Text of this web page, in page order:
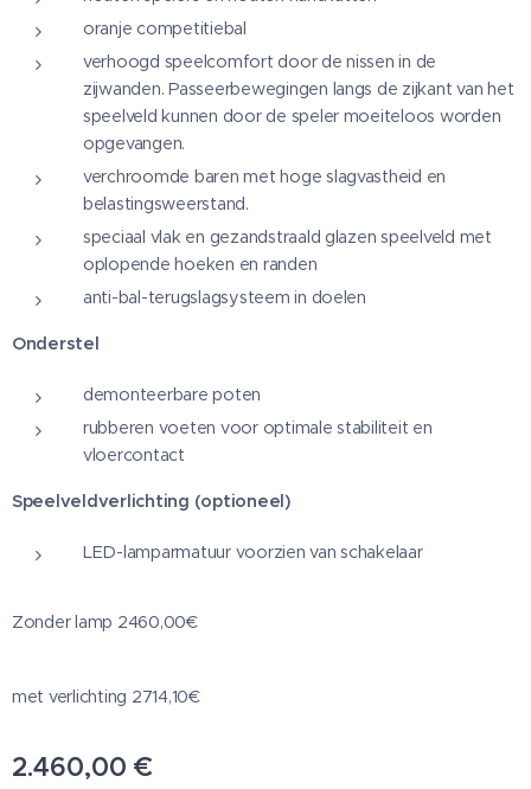
oranje competitiebal
verhoogd speelcomfort door de nissen in de
zijwanden. Passeerbewegingen langs de zijkant van het
speelveld kunnen door de speler moeiteloos worden
opgevangen.
verchroomde baren met hoge slagvastheid en
belastingsweerstand.
speciaal vlak en gezandstraald glazen speelveld met
oplopende hoeken en randen
anti-bal-terugslagsysteem in doelen
Onderstel
demonteerbare poten
rubberen voeten voor optimale stabiliteit en
vloercontact
Speelveldverlichting (optioneel)
LED-lamparmatuur voorzien van schakelaar
Zonder lamp 2460,00€
met verlichting 2714,10€
2.460,00 €